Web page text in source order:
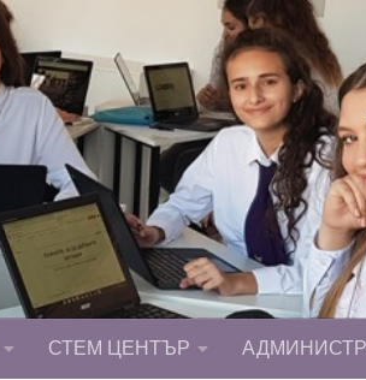
СТЕМ ЦЕНТЪР